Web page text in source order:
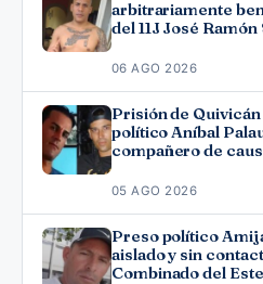
arbitrariamente
del 11J José Ramón
06 AGO 2026
Prisión de
político Aníbal
compañero de
05 AGO 2026
Preso político
aislado y sin
Combinado del Este